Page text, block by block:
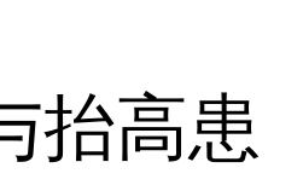
抬高患